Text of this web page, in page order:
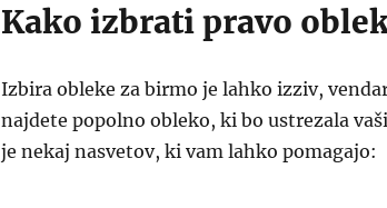
Kako izbrati pravo
Izbira obleke za birmo je lahko izziv,
najdete popolno obleko, ki bo ustrezala
je nekaj nasvetov, ki vam lahko pomagajo: